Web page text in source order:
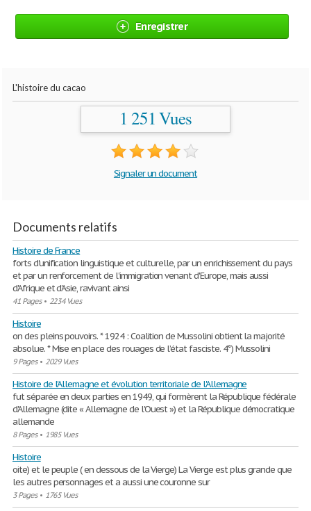
Enregistrer
L'histoire du cacao
1 251 Vues
Signaler un document
Documents relatifs
Histoire de France
forts d'unification linguistique et culturelle, par un enrichissement du pays
et par un renforcement de l'immigration venant d'Europe, mais aussi
d'Afrique et d'Asie, ravivant ainsi
41 Pages• 2234 Vues
Histoire
on des pleins pouvoirs. * 1924 : Coalition de Mussolini obtient la majorité
absolue. * Mise en place des rouages de l’état fasciste. 4°) Mussolini
9 Pages• 2029 Vues
Histoire de l'Allemagne et évolution territoriale de l'Allemagne
fut séparée en deux parties en 1949, qui formèrent la République fédérale
d'Allemagne (dite « Allemagne de l'Ouest ») et la République démocratique
allemande
8 Pages• 1985 Vues
Histoire
oite) et le peuple ( en dessous de la Vierge) La Vierge est plus grande que
les autres personnages et a aussi une couronne sur
3 Pages• 1765 Vues